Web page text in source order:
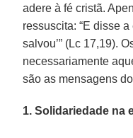
adere à fé cristã.
ressuscita: “E disse
salvou’” (Lc 17,19).
necessariamente
são as mensagens
1. Solidariedade na